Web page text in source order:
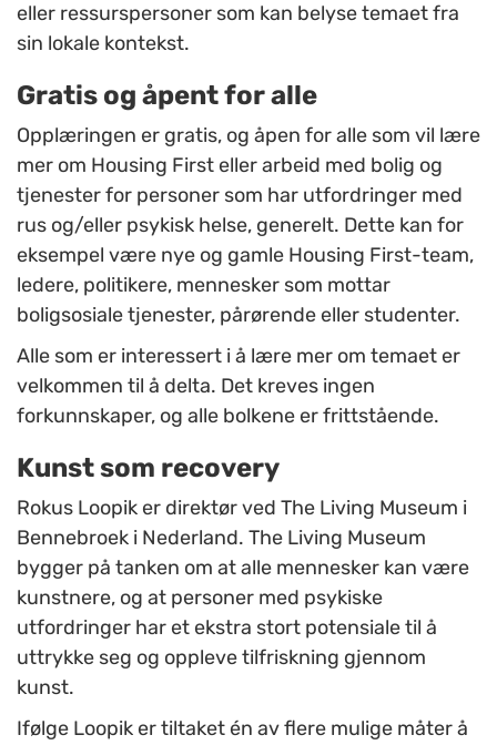
eller ressurspersoner som kan belyse temaet fra
sin lokale kontekst.
Gratis og åpent for alle
Opplæringen er gratis, og åpen for alle som vil lære
mer om Housing First eller arbeid med bolig og
tjenester for personer som har utfordringer med
rus og/eller psykisk helse, generelt. Dette kan for
eksempel være nye og gamle Housing First-team,
ledere, politikere, mennesker som mottar
boligsosiale tjenester, pårørende eller studenter.
Alle som er interessert i å lære mer om temaet er
velkommen til å delta. Det kreves ingen
forkunnskaper, og alle bolkene er frittstående.
Kunst som recovery
Rokus Loopik er direktør ved The Living Museum i
Bennebroek i Nederland. The Living Museum
bygger på tanken om at alle mennesker kan være
kunstnere, og at personer med psykiske
utfordringer har et ekstra stort potensiale til å
uttrykke seg og oppleve tilfriskning gjennom
kunst.
Ifølge Loopik er tiltaket én av flere mulige måter å